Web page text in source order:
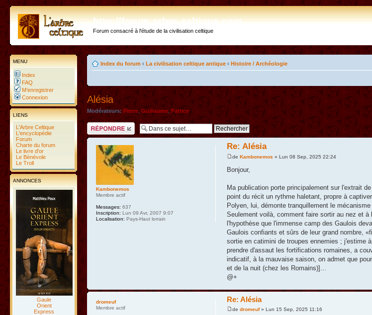
http://forum.arbre-celtique.com
Forum consacré à l'étude de la civilisation celtique
MENU
Index
FAQ
M’enregistrer
Connexion
LIENS
L'Arbre Celtique
L'encyclopédie
Forum
Charte du forum
Le livre d'or
Le Bénévole
Le Troll
ANNONCES
Gaule
Orient
Express
Index du forum ‹ La civilisation celtique antique ‹ Histoire / Archéologie
Alésia
Modérateurs: Pierre,Guillaume,Patrice
Répondre
Re: Alésia
de Kambonemos » Lun 08 Sep, 2025 22:24
Bonjour,
Ma publication porte principalement sur l'extrait
point du récit un rythme haletant, propre à
Polyen, lui, démonte tranquillement le
Seulement voilà, comment faire sortir au nez et
l'hypothèse que l'immense camp des Gaulois
Gaulois confiants et sûrs de leur grand nombre,
sortie en catimini de troupes ennemies ; j'estime
prendre d'assaut les fortifications romaines, a
indicatif, à la mauvaise saison, on admet que
et de la nuit (chez les Romains)]...
@+
Kambonemos
Membre actif
Messages: 637
Inscription: Lun 09 Avr, 2007 9:07
Localisation: Pays-Haut lorrain
Re: Alésia
de dromeuf» Lun 15 Sep, 2025 11:16
dromeuf
Membre actif